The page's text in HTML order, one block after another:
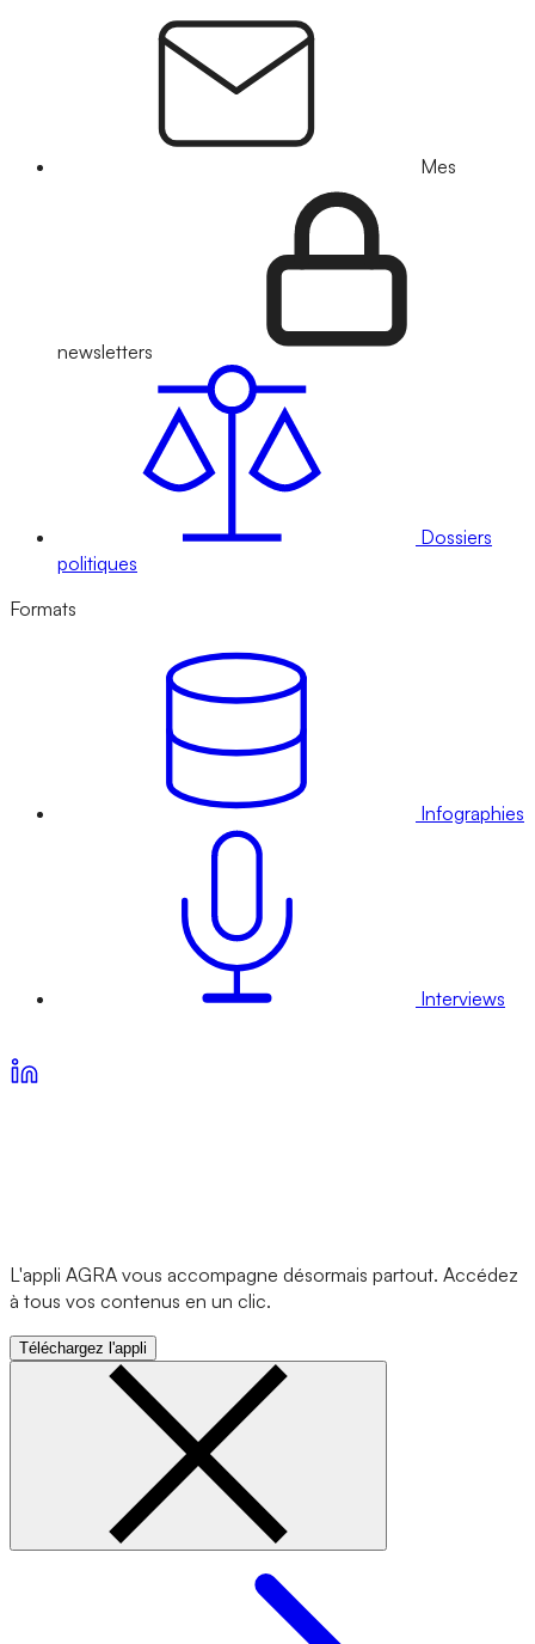
Mes
newsletters
Dossiers
politiques
Formats
Infographies
Interviews
L'appli AGRA vous accompagne désormais partout. Accédez
à tous vos contenus en un clic.
Téléchargez l'appli